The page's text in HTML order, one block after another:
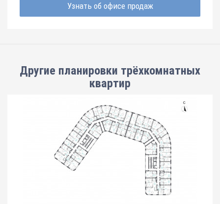
Узнать об офисе продаж
Другие планировки трёхкомнатных
квартир